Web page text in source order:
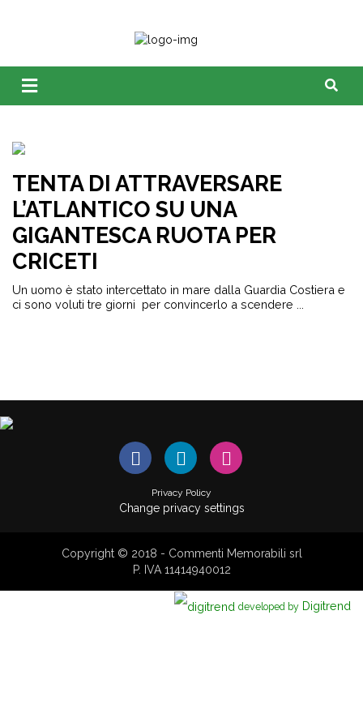
TENTA DI ATTRAVERSARE
L’ATLANTICO SU UNA
GIGANTESCA RUOTA PER
CRICETI
Un uomo è stato intercettato in mare dalla Guardia Costiera e
ci sono voluti tre giorni per convincerlo a scendere ...
Privacy Policy
Change privacy settings
Copyright © 2018 - Commenti Memorabili srl
P. IVA 11414940012
developed by Digitrend